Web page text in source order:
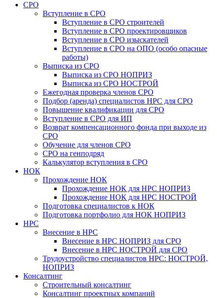
СРО
Вступление в СРО
Вступление в СРО строителей
Вступление в СРО проектировщиков
Вступление в СРО изыскателей
Вступление в СРО на ОПО (особо опасные
работы)
Выписка из СРО
Выписка из СРО НОПРИЗ
Выписка из СРО НОСТРОЙ
Ежегодная проверка членов СРО
Подбор (аренда) специалистов НРС для СРО
Повышение квалификации для СРО
Вступление в СРО для ИП
Возврат компенсационного фонда при выходе из
СРО
Обучение для членов СРО
СРО на генподряд
Калькулятор вступления в СРО
НОК
Прохождение НОК
Прохождение НОК для НРС НОПРИЗ
Прохождение НОК для НРС НОСТРОЙ
Подготовка специалистов к НОК
Подготовка портфолио для НОК НОПРИЗ
НРС
Внесение в НРС
Внесение в НРС НОПРИЗ для СРО
Внесение в НРС НОСТРОЙ для СРО
Трудоустройство специалистов НРС: НОСТРОЙ,
НОПРИЗ
Консалтинг
Строительный консалтинг
Консалтинг проектных компаний